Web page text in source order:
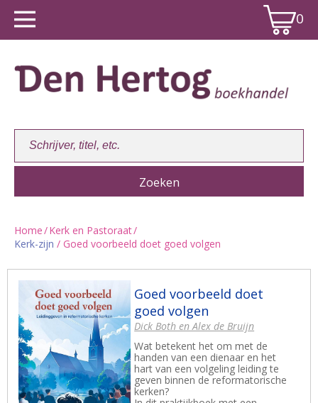
0
Home/Kerk en Pastoraat/
Kerk-zijn / Goed voorbeeld doet goed volgen
Goed voorbeeld doet
goed volgen
Dick Both en Alex de Bruijn
Wat betekent het om met de
handen van een dienaar en het
hart van een volgeling leiding te
geven binnen de reformatorische
kerken?